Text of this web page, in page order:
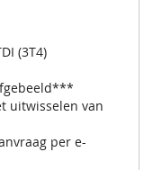
(3T4)
uitwisselen van
per e-